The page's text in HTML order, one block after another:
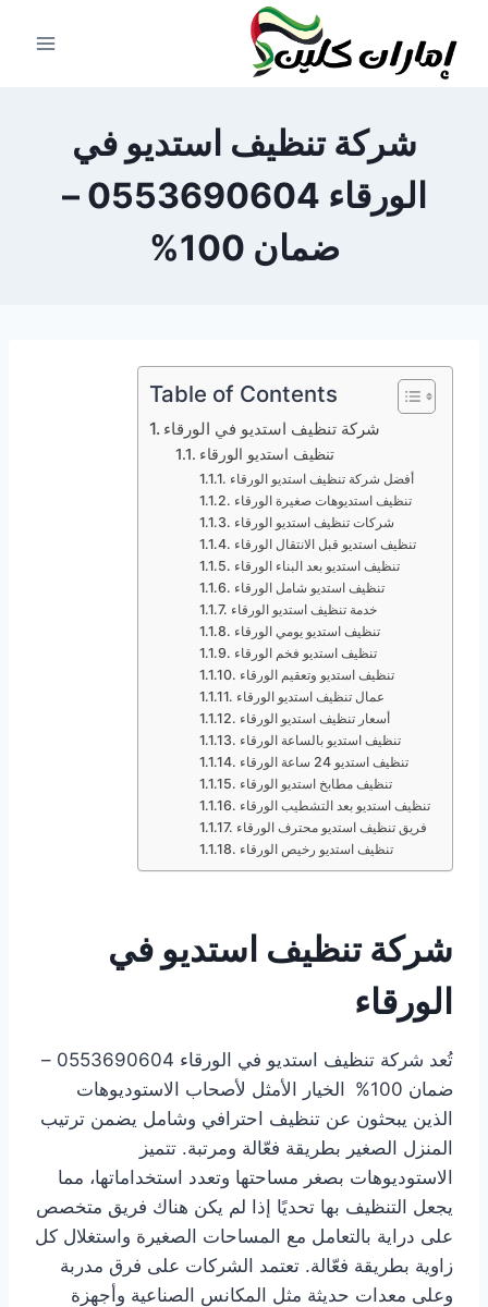
المحتوى
شركة تنظيف استديو في
الورقاء 0553690604 –
ضمان 100%
Table of Contents
شركة تنظيف استديو في الورقاء
تنظيف استديو الورقاء
أفضل شركة تنظيف استديو الورقاء
تنظيف استديوهات صغيرة الورقاء
شركات تنظيف استديو الورقاء
تنظيف استديو قبل الانتقال الورقاء
تنظيف استديو بعد البناء الورقاء
تنظيف استديو شامل الورقاء
خدمة تنظيف استديو الورقاء
تنظيف استديو يومي الورقاء
تنظيف استديو فخم الورقاء
تنظيف استديو وتعقيم الورقاء
عمال تنظيف استديو الورقاء
أسعار تنظيف استديو الورقاء
تنظيف استديو بالساعة الورقاء
تنظيف استديو 24 ساعة الورقاء
تنظيف مطابخ استديو الورقاء
تنظيف استديو بعد التشطيب الورقاء
فريق تنظيف استديو محترف الورقاء
تنظيف استديو رخيص الورقاء
شركة تنظيف استديو في
الورقاء
تُعد شركة تنظيف استديو في الورقاء 0553690604 –
ضمان 100%
الخيار الأمثل لأصحاب الاستوديوهات
الذين يبحثون عن تنظيف احترافي وشامل يضمن ترتيب
المنزل الصغير بطريقة فعّالة ومرتبة. تتميز
الاستوديوهات بصغر مساحتها وتعدد استخداماتها، مما
يجعل التنظيف بها تحديًا إذا لم يكن هناك فريق متخصص
على دراية بالتعامل مع المساحات الصغيرة واستغلال كل
زاوية بطريقة فعّالة. تعتمد الشركات على فرق مدربة
وعلى معدات حديثة مثل المكانس الصناعية وأجهزة